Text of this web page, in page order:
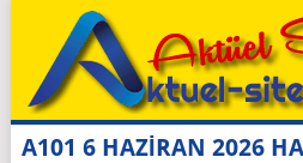
A101 6 HAZİRAN 2026